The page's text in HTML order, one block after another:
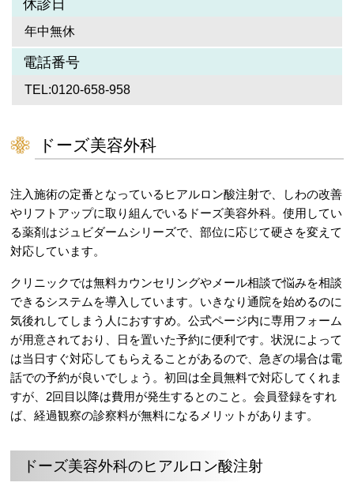
休診日
年中無休
電話番号
TEL:0120-658-958
ドーズ美容外科
注入施術の定番となっているヒアルロン酸注射で、しわの改善
やリフトアップに取り組んでいるドーズ美容外科。使用してい
る薬剤はジュビダームシリーズで、部位に応じて硬さを変えて
対応しています。
クリニックでは無料カウンセリングやメール相談で悩みを相談
できるシステムを導入しています。いきなり通院を始めるのに
気後れしてしまう人におすすめ。公式ページ内に専用フォーム
が用意されており、日を置いた予約に便利です。状況によって
は当日すぐ対応してもらえることがあるので、急ぎの場合は電
話での予約が良いでしょう。初回は全員無料で対応してくれま
すが、2回目以降は費用が発生するとのこと。会員登録をすれ
ば、経過観察の診察料が無料になるメリットがあります。
ドーズ美容外科のヒアルロン酸注射